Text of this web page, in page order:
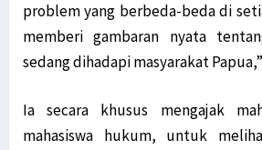
problem yang berbeda-beda di
memberi gambaran nyata
sedang dihadapi masyarakat
Ia secara khusus mengajak
mahasiswa hukum, untuk